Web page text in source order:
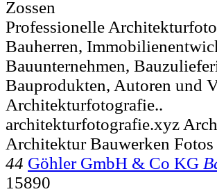
Zossen
Professionelle
Bauherren,
Bauunternehmen,
Bauprodukten, Autoren und
Architekturfotografie..
architekturfotografie.xyz
Architektur Bauwerken
44 Göhler GmbH & Co KG
15890